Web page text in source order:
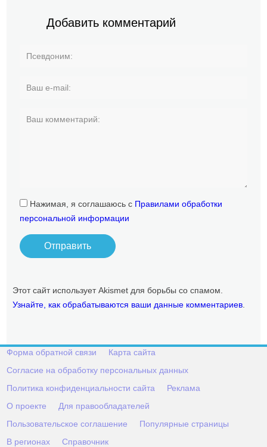
Добавить комментарий
Нажимая, я соглашаюсь с Правилами обработки
персональной информации
Этот сайт использует Akismet для борьбы со спамом.
Узнайте, как обрабатываются ваши данные комментариев
Форма обратной связи
Карта сайта
Согласие на обработку персональных данных
Политика конфиденциальности сайта
Реклама
О проекте
Для правообладателей
Пользовательское соглашение
Популярные страницы
В регионах
Справочник